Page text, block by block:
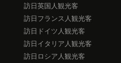
訪日英国人観光客
訪日フランス人観光客
訪日ドイツ人観光客
訪日イタリア人観光客
訪日ロシア人観光客